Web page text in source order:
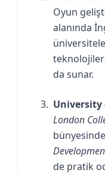
Oyun
alanında
da sunar.
University
London
de pratik